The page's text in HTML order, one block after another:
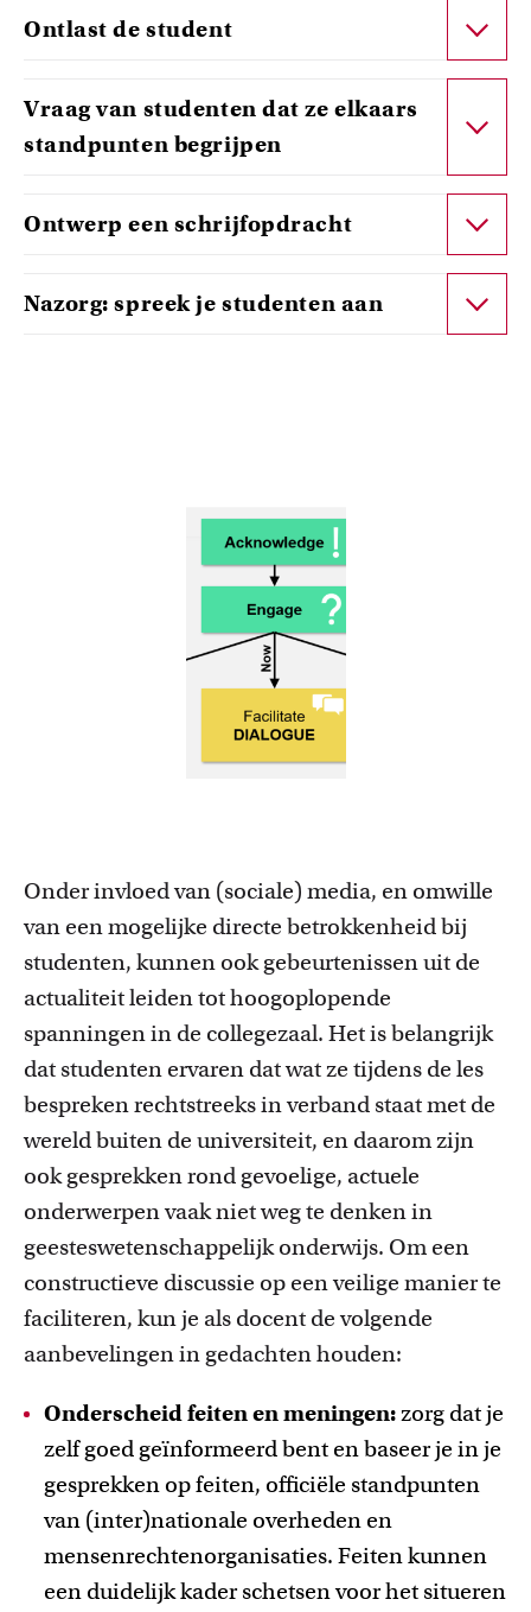
Ontlast de student
Vraag van studenten dat ze elkaars
standpunten begrijpen
Ontwerp een schrijfopdracht
Nazorg: spreek je studenten aan
Onder invloed van (sociale) media, en omwille
van een mogelijke directe betrokkenheid bij
studenten, kunnen ook gebeurtenissen uit de
actualiteit leiden tot hoogoplopende
spanningen in de collegezaal. Het is belangrijk
dat studenten ervaren dat wat ze tijdens de les
bespreken rechtstreeks in verband staat met de
wereld buiten de universiteit, en daarom zijn
ook gesprekken rond gevoelige, actuele
onderwerpen vaak niet weg te denken in
geesteswetenschappelijk onderwijs. Om een
constructieve discussie op een veilige manier te
faciliteren, kun je als docent de volgende
aanbevelingen in gedachten houden:
Onderscheid feiten en meningen:zorg dat je
zelf goed geïnformeerd bent en baseer je in je
gesprekken op feiten, officiële standpunten
van (inter)nationale overheden en
mensenrechtenorganisaties. Feiten kunnen
een duidelijk kader schetsen voor het situeren